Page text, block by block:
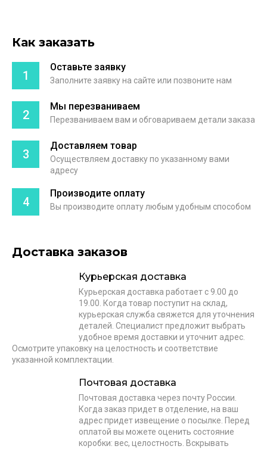
Как заказать
1
Оставьте заявку
Заполните заявку на сайте или позвоните нам
2
Мы перезваниваем
Перезваниваем вам и обговариваем детали заказа
3
Доставляем товар
Осуществляем доставку по указанному вами
адресу
4
Производите оплату
Вы производите оплату любым удобным способом
Доставка заказов
Курьерская доставка
Курьерская доставка работает с 9.00 до
19.00. Когда товар поступит на склад,
курьерская служба свяжется для уточнения
деталей. Специалист предложит выбрать
удобное время доставки и уточнит адрес.
Осмотрите упаковку на целостность и соответствие
указанной комплектации.
Почтовая доставка
Почтовая доставка через почту России.
Когда заказ придет в отделение, на ваш
адрес придет извещение о посылке. Перед
оплатой вы можете оценить состояние
коробки: вес, целостность. Вскрывать